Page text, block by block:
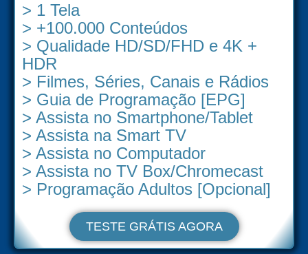
> 1 Tela
> +100.000 Conteúdos
> Qualidade HD/SD/FHD e 4K +
HDR
> Filmes, Séries, Canais e Rádios
> Guia de Programação [EPG]
> Assista no Smartphone/Tablet
> Assista na Smart TV
> Assista no Computador
> Assista no TV Box/Chromecast
> Programação Adultos [Opcional]
TESTE GRÁTIS AGORA